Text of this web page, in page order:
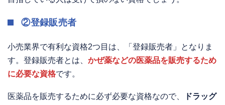
②登録販売者
小売業界で有利な資格2つ目は、「登録販売者」となりま
す。登録販売者とは、 かぜ薬などの医薬品を販売するため
に必要な資格です。
医薬品を販売するために必ず必要な資格なので、
ドラッグ